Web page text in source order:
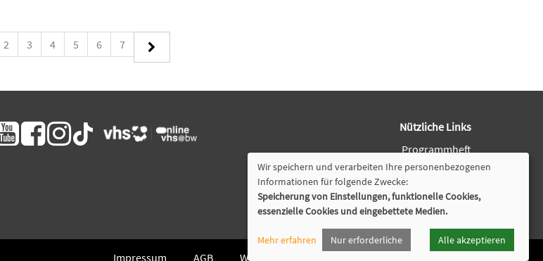
2 3 4 5 6 7
Nützliche Links
Programmheft
Downloads
Öffnungszeiten
Cookie Einstellungen
Impressum AGB Widerruf
Wir speichern und verarbeiten Ihre personenbezogenen
Informationen für folgende Zwecke:
Speicherung von Einstellungen, funktionelle Cookies,
essenzielle Cookies und eingebettete Medien.
Mehr erfahren Nur erforderliche Alle akzeptieren